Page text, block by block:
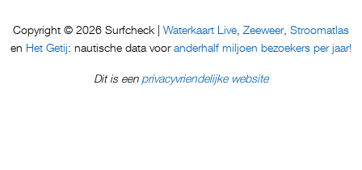
Copyright © 2026 Surfcheck | Waterkaart Live Zeeweer, Stroomatlas
en Het Getij: nautische data vooranderhalf miljoen bezoekers per jaar!
Dit is een privacyvriendelijke website